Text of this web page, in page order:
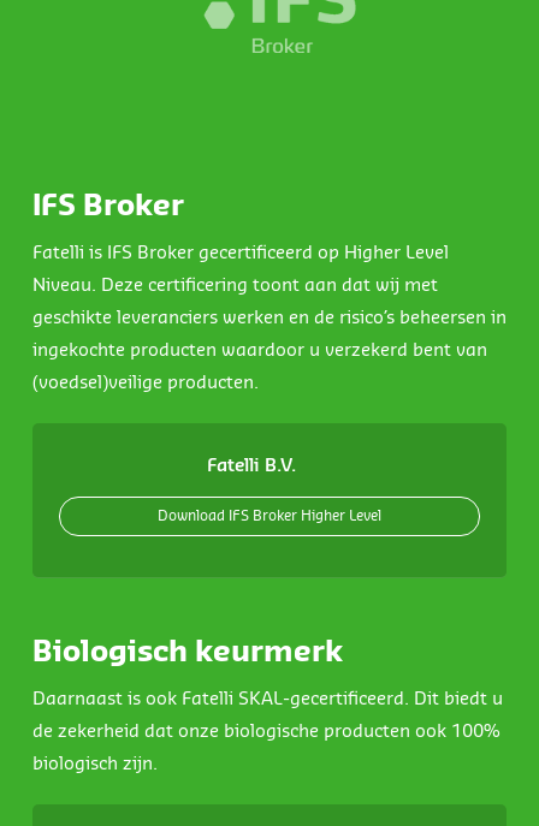
IFS Broker
Fatelli is IFS Broker gecertificeerd op Higher Level
Niveau. Deze certificering toont aan dat wij met
geschikte leveranciers werken en de risico’s beheersen in
ingekochte producten waardoor u verzekerd bent van
(voedsel)veilige producten.
Fatelli B.V.
Download IFS Broker Higher Level
Biologisch keurmerk
Daarnaast is ook Fatelli SKAL-gecertificeerd. Dit biedt u
de zekerheid dat onze biologische producten ook 100%
biologisch zijn.